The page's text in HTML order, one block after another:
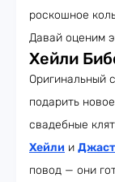
роскошное
Давай оценим
Хейли
Оригинальный
подарить
свадебные
Хейли и
повод — они